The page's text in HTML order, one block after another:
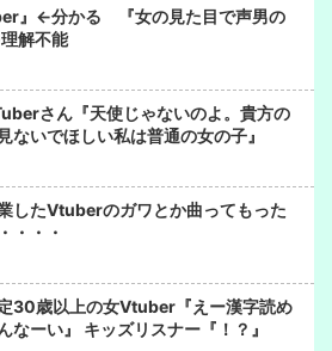
』←分かる 『女の見た目で声男の
解不能
さん『天使じゃないのよ。貴方の
ないでほしい私は普通の女の子』
業したVtuberのガワとか曲ってもった
・・・
定30歳以上の女Vtuber『えー漢字読め
なーい』 キッズリスナー『！？』